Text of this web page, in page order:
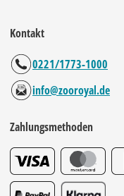
Kontakt
0221/1773-1000
info@zooroyal.de
Zahlungsmethoden